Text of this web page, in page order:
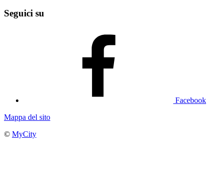
Seguici su
Facebook
Mappa del sito
© MyCity